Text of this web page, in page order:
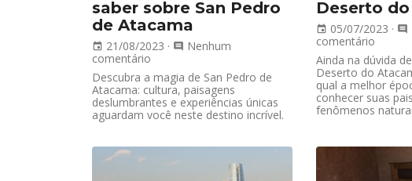
saber sobre San Pedro
de Atacama
event 21/08/2023 · comment Nenhum
comentário
Descubra a magia de San Pedro de
Atacama: cultura, paisagens
deslumbrantes e experiências únicas
aguardam você neste destino incrível.
Deserto
event 05/07/2023 · comment
comentário
Ainda na dúvida
Deserto do
qual a melhor
conhecer suas
fenômenos